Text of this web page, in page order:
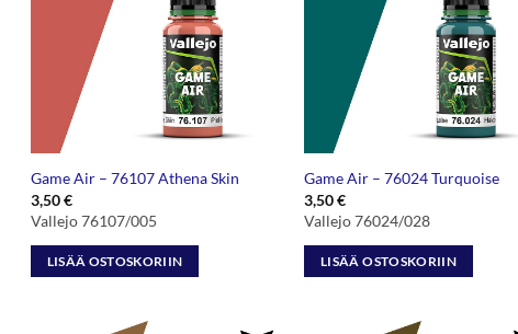
Game Air – 76107 Athena Skin
3,50€
Vallejo 76107/005
LISÄÄ OSTOSKORIIN
Game Air – 76024 Turquoise
3,50€
Vallejo 76024/028
LISÄÄ OSTOSKORIIN